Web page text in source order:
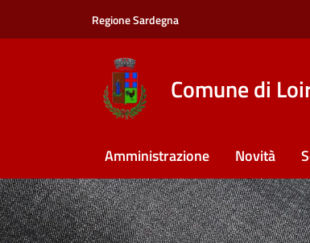
Regione Sardegna
Comune di
Amministrazione Novità